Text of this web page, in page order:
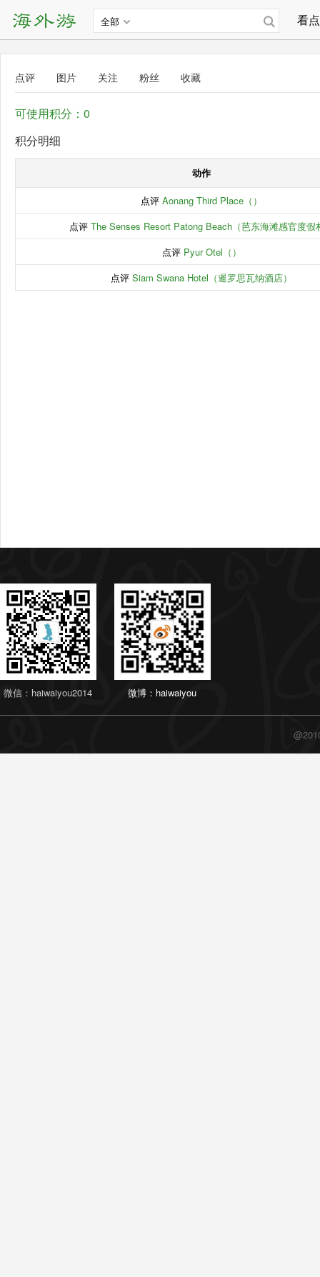
全部 看
点评 图片 关注 粉丝 收藏
可使用积分：0
积分明细
动作
点评Aonang Third Place（）
点评 The Senses Resort Patong Beach（芭东海滩感官度假
点评 Pyur Otel（）
点评Siam Swana Hotel（暹罗思瓦纳酒店）
微信：haiwaiyou2014 微博：haiwaiyou